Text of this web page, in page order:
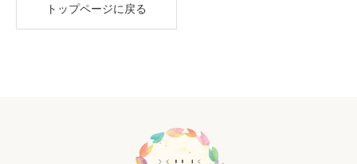
トップページに戻る